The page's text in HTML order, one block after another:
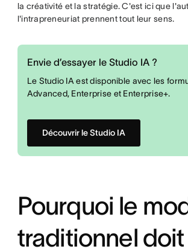
la créativité et la stratégie. C'est ici que
l'intrapreneuriat prennent tout leur sens.
Envie d’essayer le Studio IA ?
Le Studio IA est disponible avec les
Advanced, Enterprise et Enterprise+.
Découvrir le Studio IA
Pourquoi le
traditionnel doit